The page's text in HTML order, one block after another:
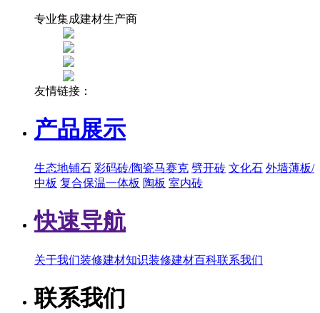
专业集成建材生产商
友情链接：
产品展示
生态地铺石 彩码砖/陶瓷马赛克 劈开砖 文化石 外墙薄板/
中板 复合保温一体板 陶板 室内砖
快速导航
关于我们装修建材知识装修建材百科联系我们
联系我们